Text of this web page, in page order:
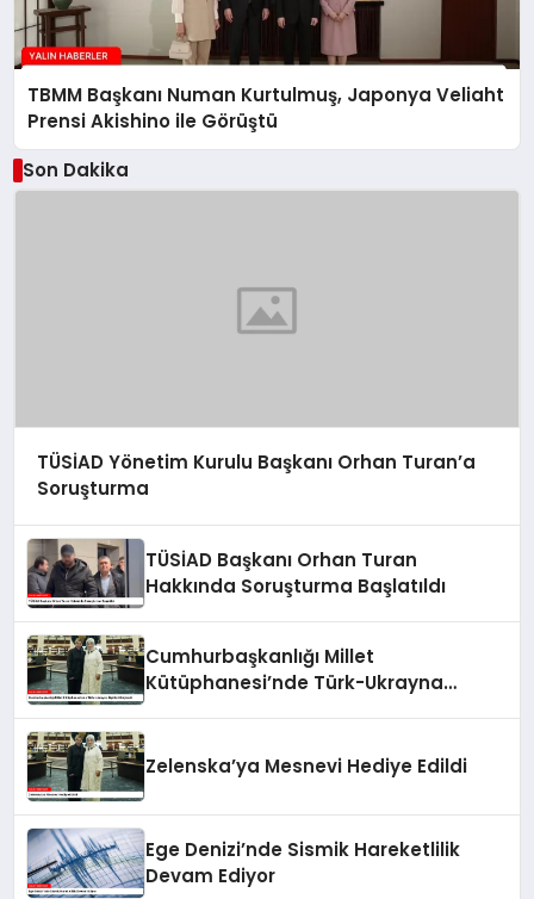
TBMM Başkanı Numan Kurtulmuş, Japonya Veliaht
Prensi Akishino ile Görüştü
Son Dakika
TÜSİAD Yönetim Kurulu Başkanı Orhan Turan’a
Soruşturma
TÜSİAD Başkanı Orhan Turan
Hakkında Soruşturma Başlatıldı
Cumhurbaşkanlığı Millet
Kütüphanesi’nde Türk-Ukrayna
Zelenska’ya Mesnevi Hediye Edildi
Ege Denizi’nde Sismik Hareketlilik
Devam Ediyor